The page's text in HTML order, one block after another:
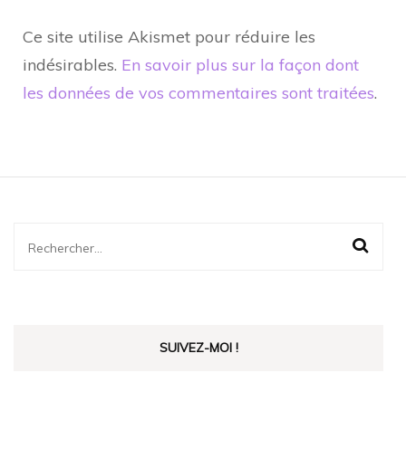
Ce site utilise Akismet pour réduire les
indésirables. En savoir plus sur la façon dont
les données de vos commentaires sont traitées.
Rechercher :
SUIVEZ-MOI !